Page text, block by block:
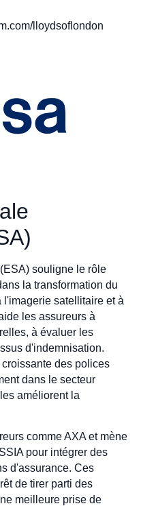
lloydsoflondon
souligne le rôle
la transformation du
l'imagerie satellitaire et à
les assureurs à
à évaluer les
d'indemnisation.
des polices
dans le secteur
améliorent la
comme AXA et mène
pour intégrer des
d'assurance. Ces
de tirer parti des
meilleure prise de